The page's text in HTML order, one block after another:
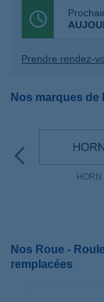
Prendre rendez-
Nos marques de
HORN
Nos Roue -
remplacées